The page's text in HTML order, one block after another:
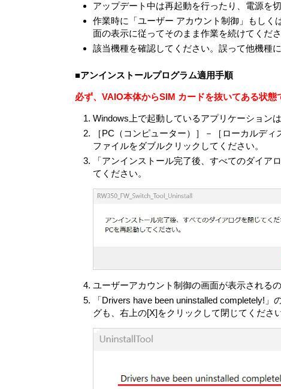
Lesser/Library General Public License
ェア」とします）が含まれることがありま
VAIOが開示するオープンソースソフトウ
オープンソースソフトウェアには、それ
お客さまは、許諾ソフトウェアに関しリ
各許諾ソフトウェアはそれぞれ1つの製
合を除き、許諾ソフトウェアの一部また
お客さまは、許諾ソフトウェアを用いて
お客さまは、許諾ソフトウェアに付され
許諾ソフトウェアの使用に伴い、許諾ソ
データファイルは許諾ソフトウェアと看做
お客さまは、許諾ソフトウェアを再使用
お客さまは許諾ソフトウェアの複製物を
書、リカバリーメディアおよび本契約書
許諾ソフトウェアに関する著作権等一切の権
下原権利者とします）に帰属するものとし、
第6条（許諾ソフトウェアによる本製品等に関
本製品の使用開始に伴い、許諾ソフトウ
する次の各号に揚げる情報（以下「本情
は保管します。ただし、特定の許諾ソフ
(イ) 本製品およびその構成部分の稼働状
アップデート中は再起動を行ったり、電源を
作業時に「ユーザー アカウント制御」もし
面の表示に従ってそのまま作業を続けてくださ
該当機種を確認してください。誤って他機種
■アンインストールプログラム適用手順
必ず、VAIO本体からSIM カードを抜いてある状態
Windows上で起動しているアプリケーション
［PC（コンピューター）］－［ローカルデ
ファイルをダブルクリックしてください。
「アンインストール完了後、すべてのダイ
てください。
ユーザーアカウント制御の画面が表示される
「Drivers have been uninstalled completely!
グも、右上の[X]をクリックして閉じてください